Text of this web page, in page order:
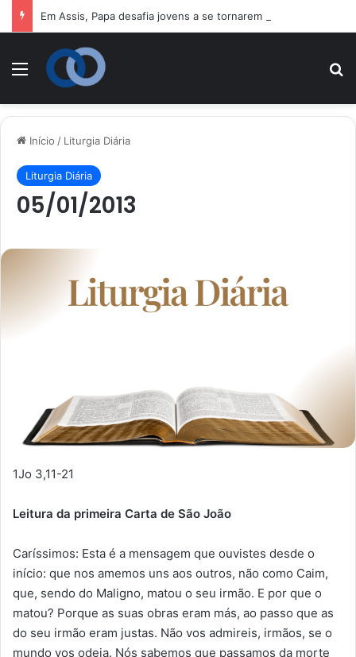
Menu
Início / Liturgia Diária
Liturgia Diária
05/01/2013
1Jo 3,11-21
Leitura da primeira Carta de São João
Caríssimos: Esta é a mensagem que ouvistes desde o
início: que nos amemos uns aos outros, não como Caim,
que, sendo do Maligno, matou o seu irmão. E por que o
matou? Porque as suas obras eram más, ao passo que as
do seu irmão eram justas. Não vos admireis, irmãos, se o
mundo vos odeia. Nós sabemos que passamos da morte